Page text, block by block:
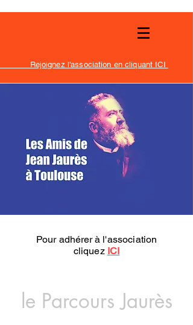
Rejoignez l'association en cliquant ICI
Pour adhérerà l'association
cliquez ICI
le Parcours Jaurès